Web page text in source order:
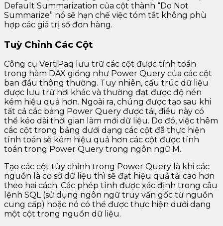
Default Summarization của cột thành “Do Not
Summarize” nó sẽ hạn chế việc tóm tắt không phù
hợp các giá trị số đơn hàng.
Tuỳ Chỉnh Các Cột
Công cụ VertiPaq lưu trữ các cột được tính toán
trong hàm DAX giống như Power Query của các cột
ban đầu thông thường. Tuy nhiên, cấu trúc dữ liệu
được lưu trữ hơi khác và thường đạt được độ nén
kém hiệu quả hơn. Ngoài ra, chúng được tạo sau khi
tất cả các bảng Power Query được tải, điều này có
thể kéo dài thời gian làm mới dữ liệu. Do đó, việc thêm
các cột trong bảng dưới dạng các cột đã thực hiện
tính toán sẽ kém hiệu quả hơn các cột được tính
toán trong Power Query trong ngôn ngữ M.
Tạo các cột tùy chỉnh trong Power Query là khi các
nguồn là cơ sở dữ liệu thì sẽ đạt hiệu quả tải cao hơn
theo hai cách. Các phép tính được xác định trong câu
lệnh SQL (sử dụng ngôn ngữ truy vấn gốc từ nguồn
cung cấp) hoặc nó có thể được thực hiện dưới dạng
một cột trong nguồn dữ liệu.